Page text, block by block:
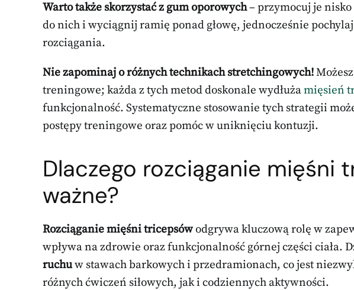
Warto także skorzystać z gum oporowych– przymocuj je
do nich i wyciągnij ramię ponad głowę, jednocześnie
rozciągania.
Nie zapominaj o różnych technikach stretchingowych!
treningowe; każda z tych metod doskonale wydłużamięsień
funkcjonalność. Systematyczne stosowanie tych strategii
postępy treningowe oraz pomóc w uniknięciu kontuzji.
Dlaczego rozciąganie mięśni
ważne?
Rozciąganie mięśni tricepsówodgrywa kluczową rolę w
wpływa na zdrowie oraz funkcjonalność górnej części ciała.
ruchuw stawach barkowych i przedramionach, co jest
różnych ćwiczeń siłowych, jak i codziennych aktywności.